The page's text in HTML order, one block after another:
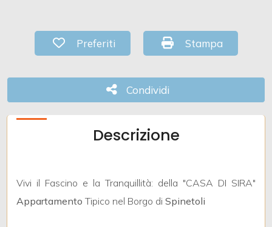
Preferiti: Cod. 12132
Preferiti Stampa: Cod.
Stampa
Condividi
Condividi
Descrizione
Vivi il Fascino e la Tranquillità: della "CASA DI SIRA"
Appartamento Tipico nel Borgo diSpinetoli
Totale
mq